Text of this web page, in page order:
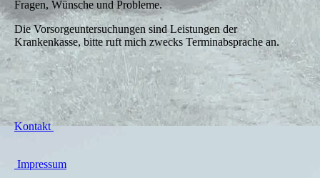
Fragen, Wünsche und Probleme.
Die Vorsorgeuntersuchungen sind Leistungen der
Krankenkasse, bitte ruft mich zwecks Terminabsprache an.
Kontakt
Impressum